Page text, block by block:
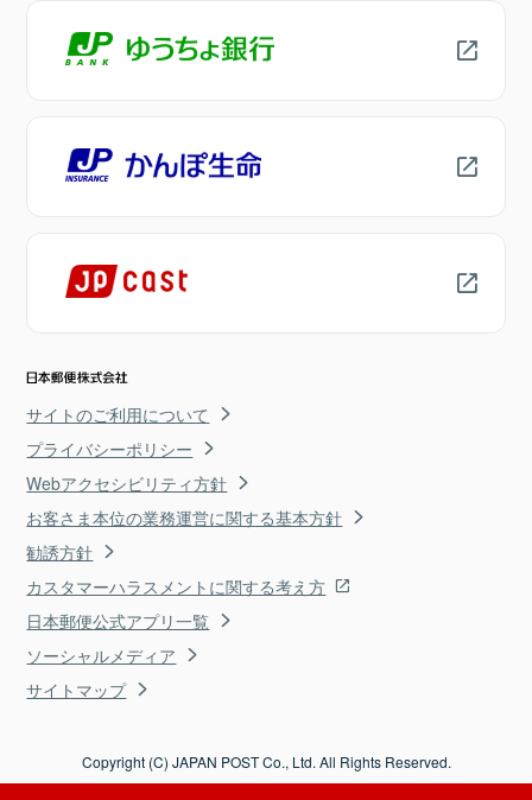
サイトのご利用について
プライバシーポリシー
Webアクセシビリティ方針
お客さま本位の業務運営に関する基本方針
勧誘方針
カスタマーハラスメントに関する考え方
日本郵便公式アプリ一覧
ソーシャルメディア
サイトマップ
Copyright (C) JAPAN POST Co., Ltd. All Rights Reserved.